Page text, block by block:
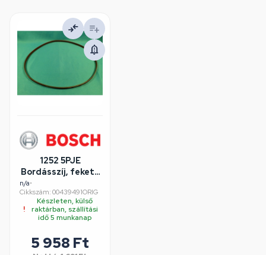
1252 5PJE
Bordásszíj, fekete
(eredeti) BOSCH
mosógép
n/a•
Cikkszám: 00439491ORIG
Készleten, külső
raktárban, szállítási
idő 5 munkanap
5 958 Ft